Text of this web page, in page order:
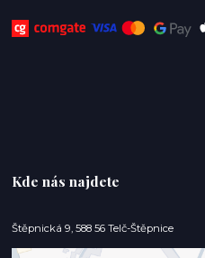
Kde nás najdete
Štěpnická 9, 588 56 Telč-Štěpnice